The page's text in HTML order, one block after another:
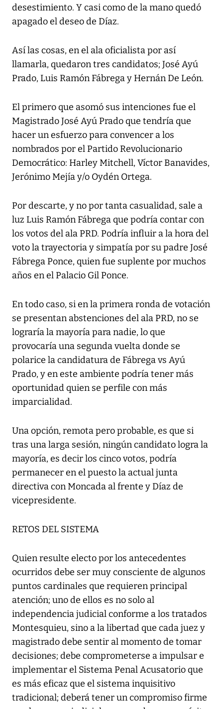
desestimiento. Y casi como de la mano quedó
apagado el deseo de Díaz.
Así las cosas, en el ala oficialista por así
llamarla, quedaron tres candidatos; José Ayú
Prado, Luis Ramón Fábrega y Hernán De León.
El primero que asomó sus intenciones fue el
Magistrado José Ayú Prado que tendría que
hacer un esfuerzo para convencer a los
nombrados por el Partido Revolucionario
Democrático: Harley Mitchell, Víctor Banavides,
Jerónimo Mejía y/o Oydén Ortega.
Por descarte, y no por tanta casualidad, sale a
luz Luis Ramón Fábrega que podría contar con
los votos del ala PRD. Podría influir a la hora del
voto la trayectoria y simpatía por su padre José
Fábrega Ponce, quien fue suplente por muchos
años en el Palacio Gil Ponce.
En todo caso, si en la primera ronda de votación
se presentan abstenciones del ala PRD, no se
lograría la mayoría para nadie, lo que
provocaría una segunda vuelta donde se
polarice la candidatura de Fábrega vs Ayú
Prado, y en este ambiente podría tener más
oportunidad quien se perfile con más
imparcialidad.
Una opción, remota pero probable, es que si
tras una larga sesión, ningún candidato logra la
mayoría, es decir los cinco votos, podría
permanecer en el puesto la actual junta
directiva con Moncada al frente y Díaz de
vicepresidente.
RETOS DEL SISTEMA
Quien resulte electo por los antecedentes
ocurridos debe ser muy consciente de algunos
puntos cardinales que requieren principal
atención; uno de ellos es no solo al
independencia judicial conforme a los tratados
Montesquieu, sino a la libertad que cada juez y
magistrado debe sentir al momento de tomar
decisiones; debe comprometerse a impulsar e
implementar el Sistema Penal Acusatorio que
es más eficaz que el sistema inquisitivo
tradicional; deberá tener un compromiso firme